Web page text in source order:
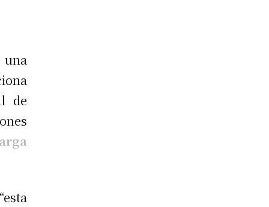
de